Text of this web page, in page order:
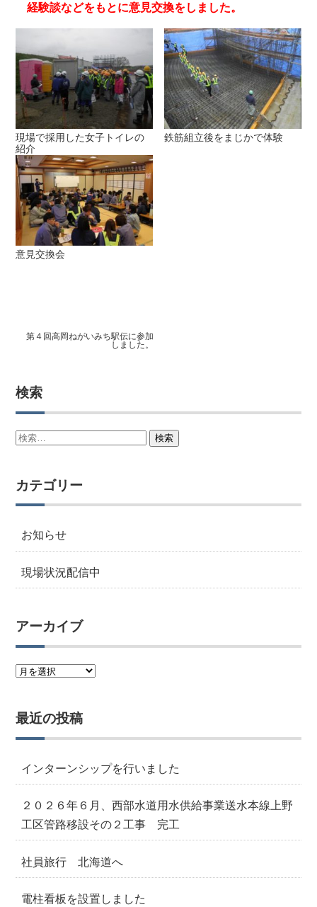
経験談などをもとに意見交換をしました。
現場で採用した女子トイレの
紹介
鉄筋組立後をまじかで体験
意見交換会
第４回高岡ねがいみち駅伝に参加
しました。
検索
検
カテゴリー
お知らせ
現場状況配信中
アーカイブ
ア
イ
最近の投稿
インターンシップを行いました
２０２６年６月、西部水道用水供給事業送水本線上野
工区管路移設その２工事 完工
社員旅行 北海道へ
電柱看板を設置しました